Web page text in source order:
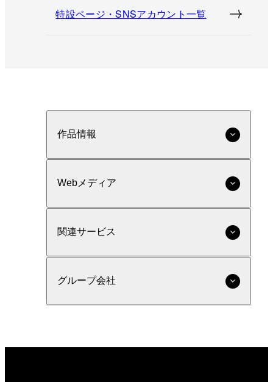
特設ページ・SNSアカウント一覧
作品情報
Webメディア
関連サービス
グループ会社